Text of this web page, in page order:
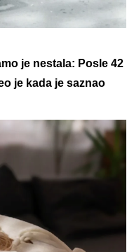
je nestala: Posle 42
je kada je saznao